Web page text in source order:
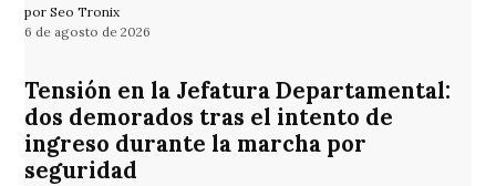
por Seo Tronix
6 de agosto de 2026
Tensión en la Jefatura Departamental:
dos demorados tras el intento de
ingreso durante la marcha por
seguridad